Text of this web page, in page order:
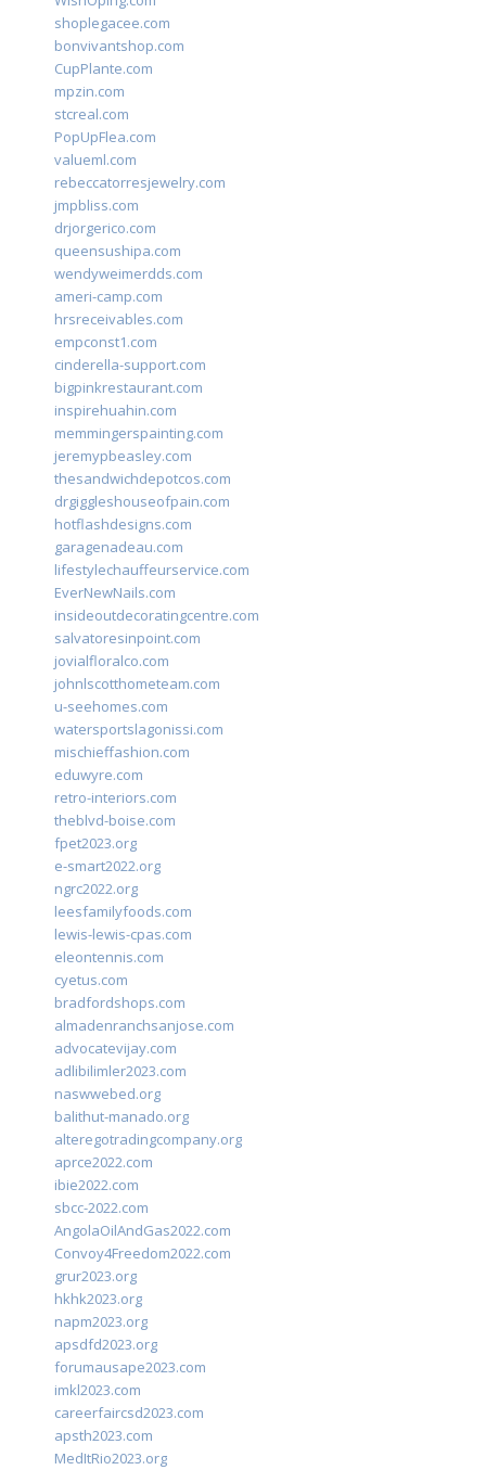
shoplegacee.com
bonvivantshop.com
CupPlante.com
mpzin.com
stcreal.com
PopUpFlea.com
valueml.com
rebeccatorresjewelry.com
jmpbliss.com
drjorgerico.com
queensushipa.com
wendyweimerdds.com
ameri-camp.com
hrsreceivables.com
empconst1.com
cinderella-support.com
bigpinkrestaurant.com
inspirehuahin.com
memmingerspainting.com
jeremypbeasley.com
thesandwichdepotcos.com
drgiggleshouseofpain.com
hotflashdesigns.com
garagenadeau.com
lifestylechauffeurservice.com
EverNewNails.com
insideoutdecoratingcentre.com
salvatoresinpoint.com
jovialfloralco.com
johnlscotthometeam.com
u-seehomes.com
watersportslagonissi.com
mischieffashion.com
eduwyre.com
retro-interiors.com
theblvd-boise.com
fpet2023.org
e-smart2022.org
ngrc2022.org
leesfamilyfoods.com
lewis-lewis-cpas.com
eleontennis.com
cyetus.com
bradfordshops.com
almadenranchsanjose.com
advocatevijay.com
adlibilimler2023.com
naswwebed.org
balithut-manado.org
alteregotradingcompany.org
aprce2022.com
ibie2022.com
sbcc-2022.com
AngolaOilAndGas2022.com
Convoy4Freedom2022.com
grur2023.org
hkhk2023.org
napm2023.org
apsdfd2023.org
forumausape2023.com
imkl2023.com
careerfaircsd2023.com
apsth2023.com
MedItRio2023.org